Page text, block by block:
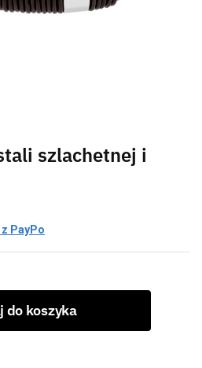
szlachetnej i
z PayPo
do koszyka